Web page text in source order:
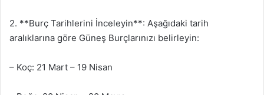
2. **Burç Tarihlerini İnceleyin**: Aşağıdaki tarih
aralıklarına göre Güneş Burçlarınızı belirleyin:
– Koç: 21 Mart – 19 Nisan